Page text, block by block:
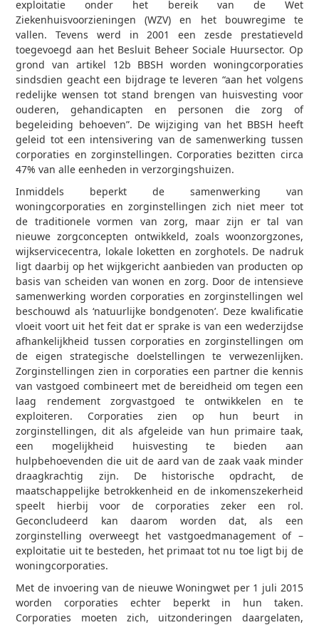
exploitatie onder het bereik van de Wet
Ziekenhuisvoorzieningen (WZV) en het bouwregime te
vallen. Tevens werd in 2001 een zesde prestatieveld
toegevoegd aan het Besluit Beheer Sociale Huursector. Op
grond van artikel 12b BBSH worden woningcorporaties
sindsdien geacht een bijdrage te leveren “aan het volgens
redelijke wensen tot stand brengen van huisvesting voor
ouderen, gehandicapten en personen die zorg of
begeleiding behoeven”. De wijziging van het BBSH heeft
geleid tot een intensivering van de samenwerking tussen
corporaties en zorginstellingen. Corporaties bezitten circa
47% van alle eenheden in verzorgingshuizen.
Inmiddels beperkt de samenwerking van
woningcorporaties en zorginstellingen zich niet meer tot
de traditionele vormen van zorg, maar zijn er tal van
nieuwe zorgconcepten ontwikkeld, zoals woonzorgzones,
wijkservicecentra, lokale loketten en zorghotels. De nadruk
ligt daarbij op het wijkgericht aanbieden van producten op
basis van scheiden van wonen en zorg. Door de intensieve
samenwerking worden corporaties en zorginstellingen wel
beschouwd als ‘natuurlijke bondgenoten’. Deze kwalificatie
vloeit voort uit het feit dat er sprake is van een wederzijdse
afhankelijkheid tussen corporaties en zorginstellingen om
de eigen strategische doelstellingen te verwezenlijken.
Zorginstellingen zien in corporaties een partner die kennis
van vastgoed combineert met de bereidheid om tegen een
laag rendement zorgvastgoed te ontwikkelen en te
exploiteren. Corporaties zien op hun beurt in
zorginstellingen, dit als afgeleide van hun primaire taak,
een mogelijkheid huisvesting te bieden aan
hulpbehoevenden die uit de aard van de zaak vaak minder
draagkrachtig zijn. De historische opdracht, de
maatschappelijke betrokkenheid en de inkomenszekerheid
speelt hierbij voor de corporaties zeker een rol.
Geconcludeerd kan daarom worden dat, als een
zorginstelling overweegt het vastgoedmanagement of –
exploitatie uit te besteden, het primaat tot nu toe ligt bij de
woningcorporaties.
Met de invoering van de nieuwe Woningwet per 1 juli 2015
worden corporaties echter beperkt in hun taken.
Corporaties moeten zich, uitzonderingen daargelaten,